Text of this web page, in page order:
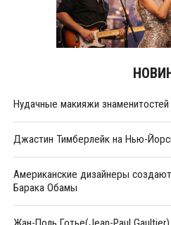
Нудачные макияжи
Джастин Тимберлейк на Нью-
Американские дизайнеры
Барака Обамы